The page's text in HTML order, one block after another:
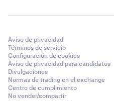
Aviso de privacidad
Términos de servicio
Configuración de cookies
Aviso de privacidad para candidatos
Divulgaciones
Normas de trading en el exchange
Centro de cumplimiento
No vender/compartir